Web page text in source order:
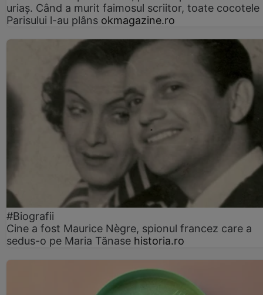
uriaș. Când a murit faimosul scriitor, toate cocotele
Parisului l-au plâns okmagazine.ro
#Biografii
Cine a fost Maurice Nègre, spionul francez care a
sedus-o pe Maria Tănase historia.ro